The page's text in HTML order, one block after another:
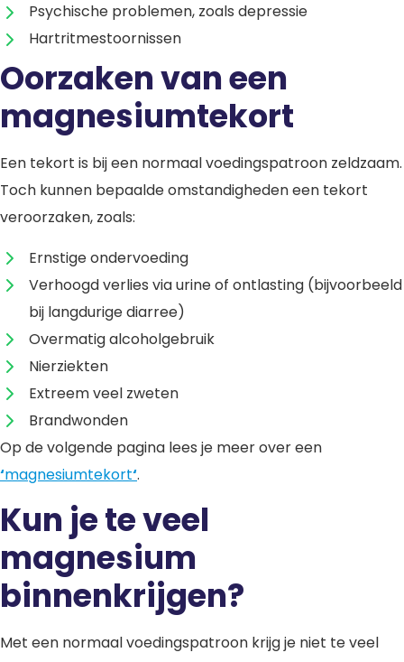
Psychische problemen, zoals depressie
Hartritmestoornissen
Oorzaken van een
magnesiumtekort
Een tekort is bij een normaal voedingspatroon zeldzaam.
Toch kunnen bepaalde omstandigheden een tekort
veroorzaken, zoals:
Ernstige ondervoeding
Verhoogd verlies via urine of ontlasting (bijvoorbeeld
bij langdurige diarree)
Overmatig alcoholgebruik
Nierziekten
Extreem veel zweten
Brandwonden
Op de volgende pagina lees je meer over een
‘magnesiumtekort‘.
Kun je te veel
magnesium
binnenkrijgen?
Met een normaal voedingspatroon krijg je niet te veel